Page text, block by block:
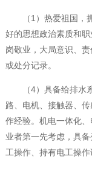
（1）热爱祖国，拥
好的思想政治素质和
岗敬业，大局意识、
或处分记录。
（4）具备给排水系
路、电机、接触器、
作经验。机电一体化
业者第一先考虑，具
工操作、持有电工操作